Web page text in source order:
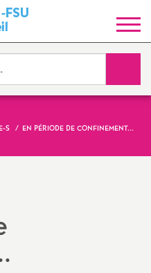
-FSU
y
n
d
i
S EN PÉRIODE DE CONFINEMENT...